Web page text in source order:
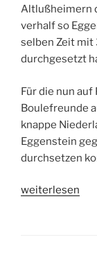
Altlußheimern
verhalf so
selben Zeit mit
durchgesetzt
Für die nun
Boulefreunde
knappe
Eggenstein
durchsetzen
„Gelungenes
weiterlesen